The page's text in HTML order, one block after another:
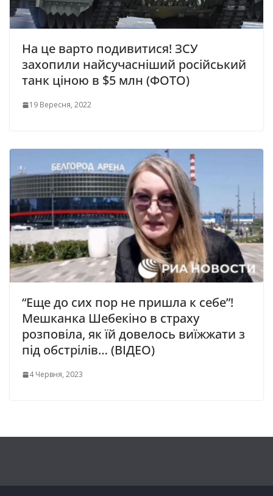
На це варто подивитися! ЗСУ
захопили найсучасніший російський
танк ціною в $5 млн (ФОТО)
19 Вересня, 2022
“Еще до сих пор не пришла к себе”!
Мeшкaнкa Шeбeкiнo в страху
розповіла, як їй довелось виїжжати з
під обстрілів… (ВІДЕО)
4 Червня, 2023